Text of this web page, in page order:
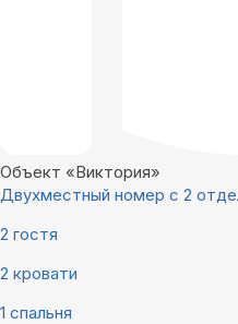
Объект «Виктория»
Двухместный номер с 2
2 гостя
2 кровати
1 спальня